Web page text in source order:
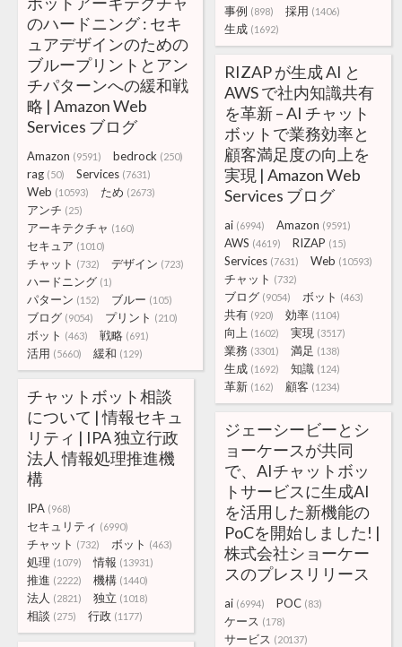
事例 (898) 採用 (1406)
生成 (1692)
のハードニング : セキ
ュアデザインのための
ブループリントとアン
チパターンへの緩和戦
略 | Amazon Web
Services ブログ
Amazon (9591) bedrock (250)
rag (50) Services (7631)
Web (10593) ため (2673)
アンチ (25)
アーキテクチャ (160)
セキュア (1010)
チャット (732) デザイン (723)
ハードニング (1)
パターン (152) ブルー (105)
ブログ (9054) プリント (210)
ボット (463) 戦略 (691)
活用 (5660) 緩和 (129)
RIZAP が生成 AI と
AWS で社内知識共有
を革新 – AI チャット
ボットで業務効率と
顧客満足度の向上を
実現 | Amazon Web
Services ブログ
ai (6994) Amazon (9591)
AWS (4619) RIZAP (15)
Services (7631) Web (10593)
チャット (732)
ブログ (9054) ボット (463)
共有 (920) 効率 (1104)
向上 (1602) 実現 (3517)
業務 (3301) 満足 (138)
生成 (1692) 知識 (124)
革新 (162) 顧客 (1234)
チャットボット相談
について | 情報セキュ
リティ | IPA 独立行政
法人 情報処理推進機
構
IPA (968)
セキュリティ (6990)
チャット (732) ボット (463)
処理 (1079) 情報 (13931)
推進 (2222) 機構 (1440)
法人 (2821) 独立 (1018)
相談 (275) 行政 (1177)
ジェーシービーとシ
ョーケースが共同
で、AIチャットボッ
トサービスに生成AI
を活用した新機能の
PoCを開始しました! |
株式会社ショーケー
スのプレスリリース
ai (6994) POC (83)
ケース (178)
サービス (20137)